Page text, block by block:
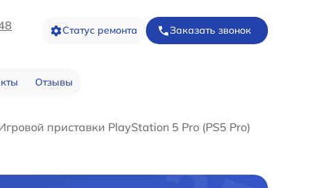
Статус ремонта Заказать звонок
Отзывы
приставки PlayStation 5 Pro (PS5 Pro)